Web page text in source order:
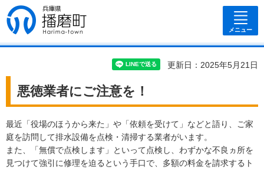
兵庫県 播磨
町
メニュー
更新日：2025年5月21日
悪徳業者にご注意を！
最近「役場のほうから来た」や「依頼を受けて」などと語り、ご家
庭を訪問して排水設備を点検・清掃する業者がいます。
また、「無償で点検します」といって点検し、わずかな不良ヵ所を
見つけて強引に修理を迫るという手口で、多額の料金を請求するト